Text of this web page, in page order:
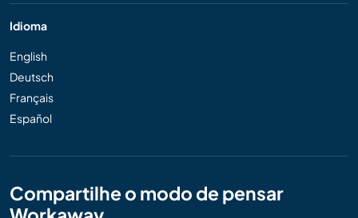
Idioma
English
Deutsch
Français
Español
Compartilhe o modo de pensar